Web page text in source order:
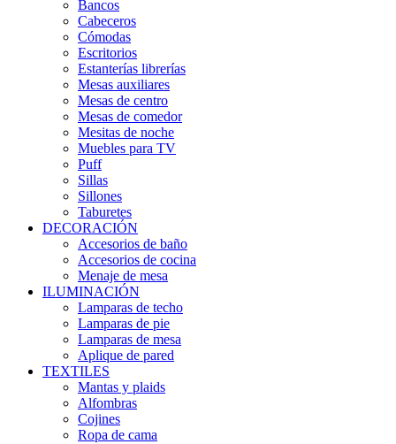
Bancos
Cabeceros
Cómodas
Escritorios
Estanterías librerías
Mesas auxiliares
Mesas de centro
Mesas de comedor
Mesitas de noche
Muebles para TV
Puff
Sillas
Sillones
Taburetes
DECORACIÓN
Accesorios de baño
Accesorios de cocina
Menaje de mesa
ILUMINACIÓN
Lamparas de techo
Lamparas de pie
Lamparas de mesa
Aplique de pared
TEXTILES
Mantas y plaids
Alfombras
Cojines
Ropa de cama